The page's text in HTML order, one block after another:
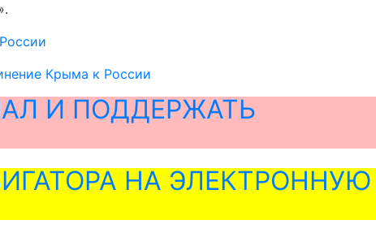
Крыма к России
И ПОДДЕРЖАТЬ
НА ЭЛЕКТРОННУЮ